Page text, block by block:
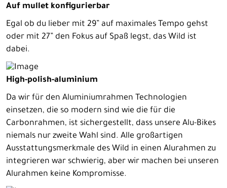
Auf mullet konfigurierbar
Egal ob du lieber mit 29” auf maximales Tempo gehst
oder mit 27” den Fokus auf Spaß legst, das Wild ist
dabei.
High-polish-aluminium
Da wir für den Aluminiumrahmen Technologien
einsetzen, die so modern sind wie die für die
Carbonrahmen, ist sichergestellt, dass unsere Alu-Bikes
niemals nur zweite Wahl sind. Alle großartigen
Ausstattungsmerkmale des Wild in einen Alurahmen zu
integrieren war schwierig, aber wir machen bei unseren
Alurahmen keine Kompromisse.